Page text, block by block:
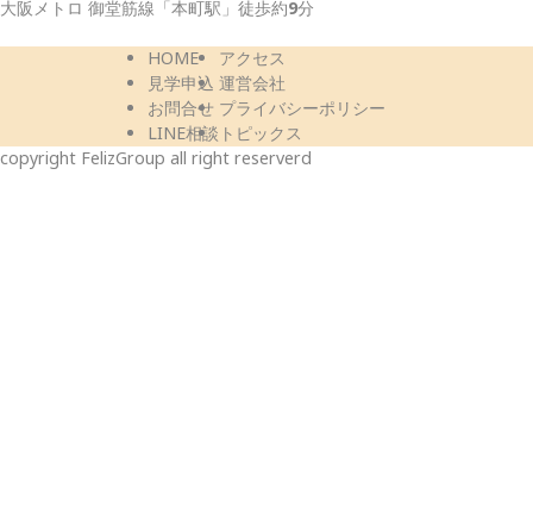
大阪メトロ 御堂筋線 「本町駅」 徒歩約9分
HOME
見学申込
お問合せ
LINE相談
アクセス
運営会社
プライバシーポリシー
トピックス
copyright FelizGroup all right reserverd